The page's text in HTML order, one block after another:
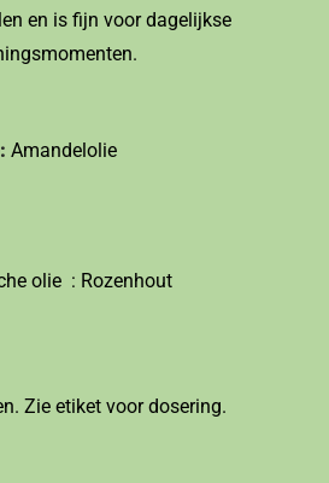
en is fijn voor dagelijkse
Amandelolie
olie : Rozenhout
Zie etiket voor dosering.